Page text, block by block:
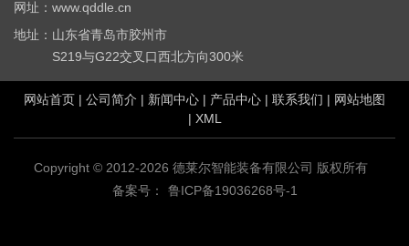
网址：www.qddle.cn
地址：山东省青岛市胶州市
S219与G22交叉口西北方向300米
网站首页 | 公司简介 | 新闻中心 | 产品中心 | 联系我们 | 网站地图
| XML
Copyright © 2012-2026 德莱尔智能装备有限公司 版权所有
备案号：
鲁ICP备19036268号-1